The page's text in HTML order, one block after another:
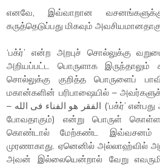
எனவே, இவ்வாறான
கருத்தெடுப்பது மிகவும்
‘பக்ர்’ என்ற அறபுச் சொல்லுக்கு
அறியப்பட்ட பொருளாக
சொல்லுக்கு குறித்த பொருளைப்
மகான்களின் பரிபாஷையில் –
– الفقر هو الفناء فى الله (‘பக்ர்’ என்பது அல்லாஹ்வில் ‘பனா’ அழிந்து
போவதாகும்) என்று பொருள்
கொண்டால் மேற்கண்ட இவ்வசனம்
முரணாகாது. ஏனெனில் அல்லாஹ்வில்
அவன் இல்லையென்றால் வேறு